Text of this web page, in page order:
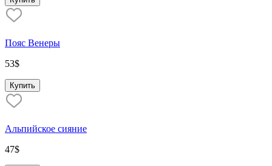
Пояс Венеры
53$
Купить
Альпийское сияние
47$